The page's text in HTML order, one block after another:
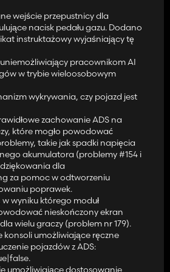
zimnym silniku i szybkiej jazdy po
jeśli coś w prawdziwym życiu
jest to również szkodliwe w ADS. ⚠️
systemu zniszczeń
osobne układy krytyczne: silnik, skrzynię
paliwo, układy robocze,
system ma swoje własne
od warunków pracy. Na przykład
zużycie skrzyni biegów, a
powoduje uszkodzenie
staje się niezbędna
jest już opcjonalne. Jest to główny
zużyciu i uniknięcia
remontów.
powiązanych z konkretnymi
wejście przepustnicy dla
nacisk pedału gazu. Dodano
instruktażowy wyjaśniający tę
pracownikom AI
w trybie wieloosobowym
wykrywania, czy pojazd jest
zachowanie ADS na
które mogło powodować
takie jak spadki napięcia
akumulatora (problemy #154 i
dla
za pomoc w odtworzeniu
poprawek.
wyniku którego moduł
nieskończony ekran
wielu graczy (problem nr 179).
umożliwiające ręczne
pojazdów z ADS:
umożliwiające dostosowanie